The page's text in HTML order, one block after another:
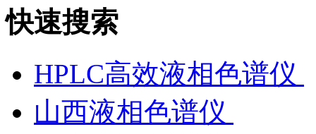
快速搜索
HPLC高效液相色谱仪
山西液相色谱仪